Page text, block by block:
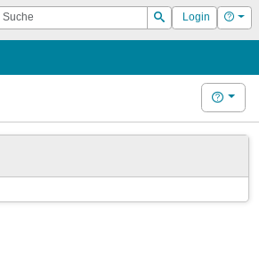
Suche
Suchen
Login Hilfe
Hilfe